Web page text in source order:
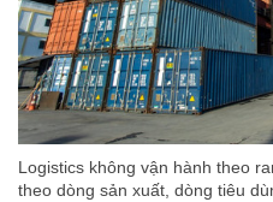
Logistics không vận hành theo
theo dòng sản xuất, dòng tiêu